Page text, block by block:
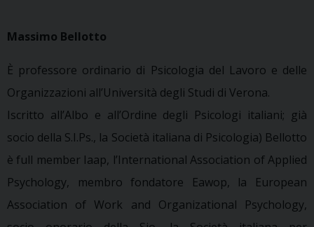
Massimo Bellotto
È professore ordinario di Psicologia del Lavoro e delle
Organizzazioni all’Università degli Studi di Verona.
Iscritto all’Albo e all’Ordine degli Psicologi italiani; già
socio della S.I.Ps., la Società italiana di Psicologia) Bellotto
è full member Iaap, l’International Association of Applied
Psychology, membro fondatore Eawop, la European
Association of Work and Organizational Psychology,